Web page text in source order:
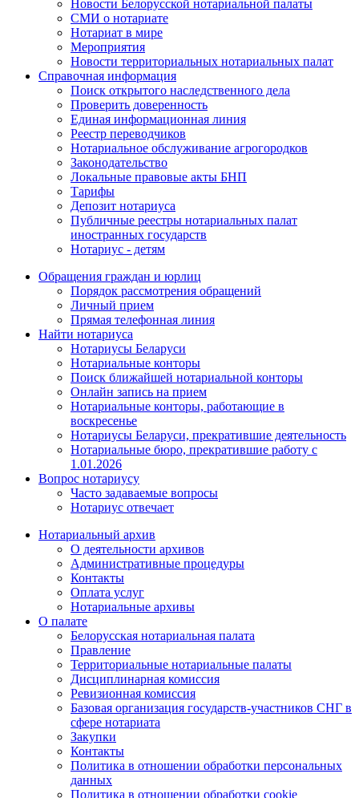
Новости Белорусской нотариальной палаты
СМИ о нотариате
Нотариат в мире
Мероприятия
Новости территориальных нотариальных палат
Справочная информация
Поиск открытого наследственного дела
Проверить доверенность
Единая информационная линия
Реестр переводчиков
Нотариальное обслуживание агрогородков
Законодательство
Локальные правовые акты БНП
Тарифы
Депозит нотариуса
Публичные реестры нотариальных палат
иностранных государств
Нотариус - детям
Обращения граждан и юрлиц
Порядок рассмотрения обращений
Личный прием
Прямая телефонная линия
Найти нотариуса
Нотариусы Беларуси
Нотариальные конторы
Поиск ближайшей нотариальной конторы
Онлайн запись на прием
Нотариальные конторы, работающие в
воскресенье
Нотариусы Беларуси, прекратившие деятельность
Нотариальные бюро, прекратившие работу с
1.01.2026
Вопрос нотариусу
Часто задаваемые вопросы
Нотариус отвечает
Нотариальный архив
О деятельности архивов
Административные процедуры
Контакты
Оплата услуг
Нотариальные архивы
О палате
Белорусская нотариальная палата
Правление
Территориальные нотариальные палаты
Дисциплинарная комиссия
Ревизионная комиссия
Базовая организация государств-участников СНГ в
сфере нотариата
Закупки
Контакты
Политика в отношении обработки персональных
данных
Политика в отношении обработки cookie